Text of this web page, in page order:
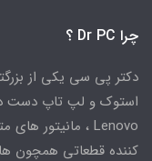
چرا Dr PC ؟
دکتر پی سی یکی از